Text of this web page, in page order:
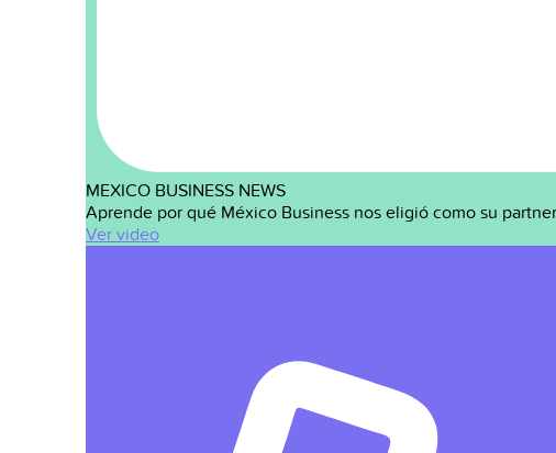
MEXICO BUSINESS NEWS
Aprende por qué México Business nos eligió como su
Ver video